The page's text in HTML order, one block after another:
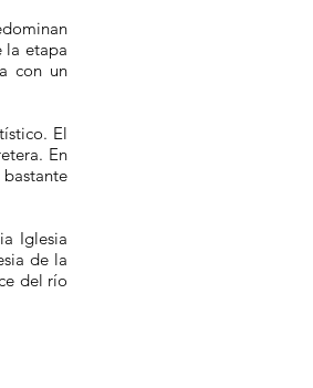
la etapa
con un
El
En
Iglesia
de la
del río